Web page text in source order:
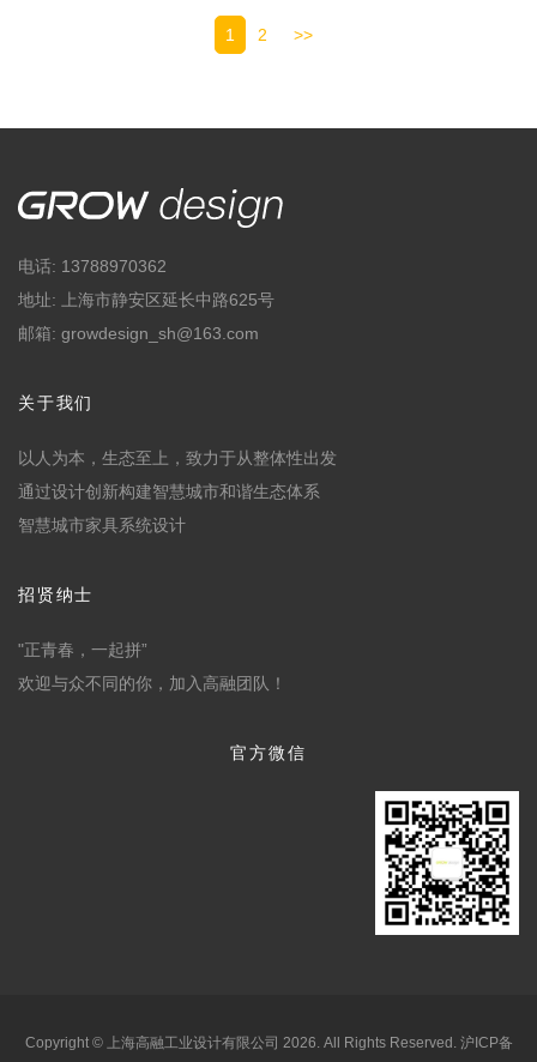
1 2 >>
电话: 13788970362
地址: 上海市静安区延长中路625号
邮箱: growdesign_sh@163.com
关于我们
以人为本，生态至上，致力于从整体性出发
通过设计创新构建智慧城市和谐生态体系
智慧城市家具系统设计
招贤纳士
"正青春，一起拼”
欢迎与众不同的你，加入高融团队！
官方微信
Copyright © 上海高融工业设计有限公司 2026. All Rights Reserved. 沪ICP备